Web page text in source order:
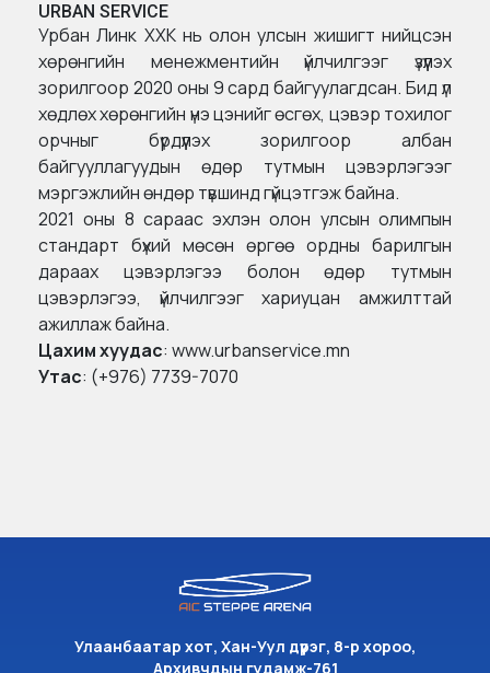
URBAN SERVICE
Урбан Линк ХХК нь олон улсын жишигт нийцсэн
хөрөнгийн менежментийн үйлчилгээг үзүүлэх
зорилгоор 2020 оны 9 сард байгуулагдсан. Бид үл
хөдлөх хөрөнгийн үнэ цэнийг өсгөх, цэвэр тохилог
орчныг бүрдүүлэх зорилгоор албан
байгууллагуудын өдөр тутмын цэвэрлэгээг
мэргэжлийн өндөр түвшинд гүйцэтгэж байна.
2021 оны 8 сараас эхлэн олон улсын олимпын
стандарт бүхий мөсөн өргөө ордны барилгын
дараах цэвэрлэгээ болон өдөр тутмын
цэвэрлэгээ, үйлчилгээг хариуцан амжилттай
ажиллаж байна.
Цахим хуудас: www.urbanservice.mn
Утас: (+976) 7739-7070
Улаанбаатар хот, Хан-Уул дүүрэг, 8-р хороо,
Архивчдын гудамж-761